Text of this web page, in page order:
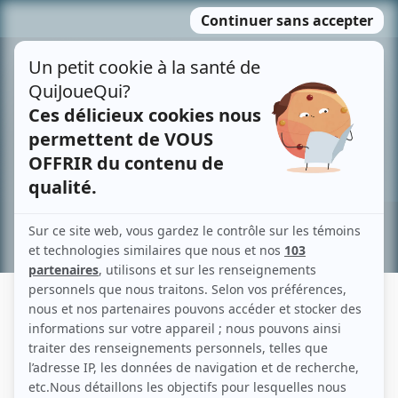
MENU
contenu
Recherche avancée »
FERNANDO BECERRA
Liens
Fiche de Fernando Becerra sur Showbizz.net